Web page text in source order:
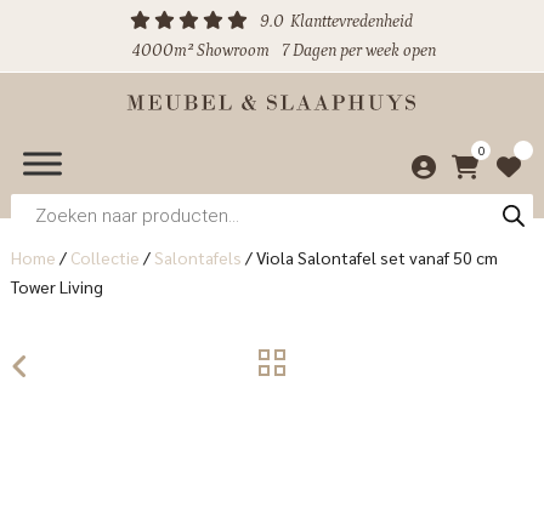
9.0 Klanttevredenheid
4000m² Showroom
7 Dagen per week open
0
Producten
zoeken
Home / Collectie / Salontafels /Viola Salontafel set vanaf 50 cm
Tower Living